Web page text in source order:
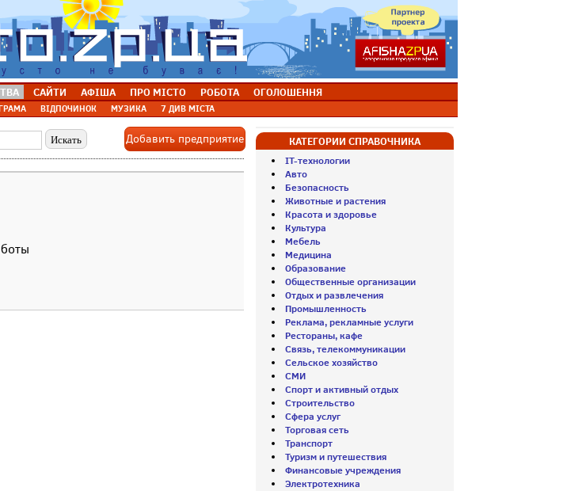
САЙТИ АФІША ПРО МІСТО РОБОТА ОГОЛОШЕННЯ
ВІДПОЧИНОК МУЗИКА 7 ДИВ МІСТА
Добавить предприятие КАТЕГОРИИ СПРАВОЧНИКА
IT-технологии
Авто
Безопасность
Животные и растения
Красота и здоровье
Культура
Мебель
Медицина
Образование
Общественные организации
Отдых и развлечения
Промышленность
Реклама, рекламные услуги
Рестораны, кафе
Связь, телекоммуникации
Сельское хозяйство
СМИ
Спорт и активный отдых
Строительство
Сфера услуг
Торговая сеть
Транспорт
Туризм и путешествия
Финансовые учреждения
Электротехника